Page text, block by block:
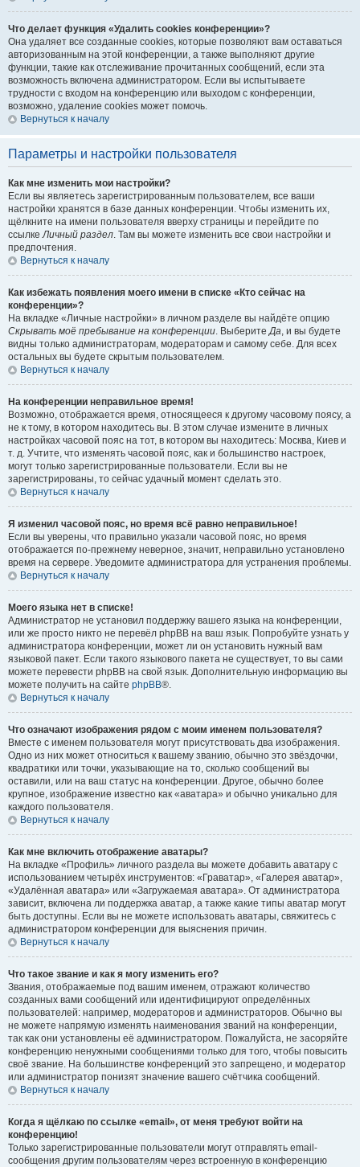
Что делает функция «Удалить cookies конференции»?
Она удаляет все созданные cookies, которые позволяют вам оставаться
авторизованным на этой конференции, а также выполняют другие
функции, такие как отслеживание прочитанных сообщений, если эта
возможность включена администратором. Если вы испытываете
трудности с входом на конференцию или выходом с конференции,
возможно, удаление cookies может помочь.
Вернуться к началу
Параметры и настройки пользователя
Как мне изменить мои настройки?
Если вы являетесь зарегистрированным пользователем, все ваши
настройки хранятся в базе данных конференции. Чтобы изменить их,
щёлкните на имени пользователя вверху страницы и перейдите по
ссылкеЛичный раздел. Там вы можете изменить все свои настройки и
предпочтения.
Вернуться к началу
Как избежать появления моего имени в списке «Кто сейчас на
конференции»?
На вкладке «Личные настройки» в личном разделе вы найдёте опцию
Скрывать моё пребывание на конференции. ВыберитеДа, и вы будете
видны только администраторам, модераторам и самому себе. Для всех
остальных вы будете скрытым пользователем.
Вернуться к началу
На конференции неправильное время!
Возможно, отображается время, относящееся к другому часовому поясу, а
не к тому, в котором находитесь вы. В этом случае измените в личных
настройках часовой пояс на тот, в котором вы находитесь: Москва, Киев и
т. д. Учтите, что изменять часовой пояс, как и большинство настроек,
могут только зарегистрированные пользователи. Если вы не
зарегистрированы, то сейчас удачный момент сделать это.
Вернуться к началу
Я изменил часовой пояс, но время всё равно неправильное!
Если вы уверены, что правильно указали часовой пояс, но время
отображается по-прежнему неверное, значит, неправильно установлено
время на сервере. Уведомите администратора для устранения проблемы.
Вернуться к началу
Моего языка нет в списке!
Администратор не установил поддержку вашего языка на конференции,
или же просто никто не перевёл phpBB на ваш язык. Попробуйте узнать у
администратора конференции, может ли он установить нужный вам
языковой пакет. Если такого языкового пакета не существует, то вы сами
можете перевести phpBB на свой язык. Дополнительную информацию вы
можете получить на сайте phpBB®.
Вернуться к началу
Что означают изображения рядом с моим именем пользователя?
Вместе с именем пользователя могут присутствовать два изображения.
Одно из них может относиться к вашему званию, обычно это звёздочки,
квадратики или точки, указывающие на то, сколько сообщений вы
оставили, или на ваш статус на конференции. Другое, обычно более
крупное, изображение известно как «аватара» и обычно уникально для
каждого пользователя.
Вернуться к началу
Как мне включить отображение аватары?
На вкладке «Профиль» личного раздела вы можете добавить аватару с
использованием четырёх инструментов: «Граватар», «Галерея аватар»,
«Удалённая аватара» или «Загружаемая аватара». От администратора
зависит, включена ли поддержка аватар, а также какие типы аватар могут
быть доступны. Если вы не можете использовать аватары, свяжитесь с
администратором конференции для выяснения причин.
Вернуться к началу
Что такое звание и как я могу изменить его?
Звания, отображаемые под вашим именем, отражают количество
созданных вами сообщений или идентифицируют определённых
пользователей: например, модераторов и администраторов. Обычно вы
не можете напрямую изменять наименования званий на конференции,
так как они установлены её администратором. Пожалуйста, не засоряйте
конференцию ненужными сообщениями только для того, чтобы повысить
своё звание. На большинстве конференций это запрещено, и модератор
или администратор понизят значение вашего счётчика сообщений.
Вернуться к началу
Когда я щёлкаю по ссылке «email», от меня требуют войти на
конференцию!
Только зарегистрированные пользователи могут отправлять email-
сообщения другим пользователям через встроенную в конференцию